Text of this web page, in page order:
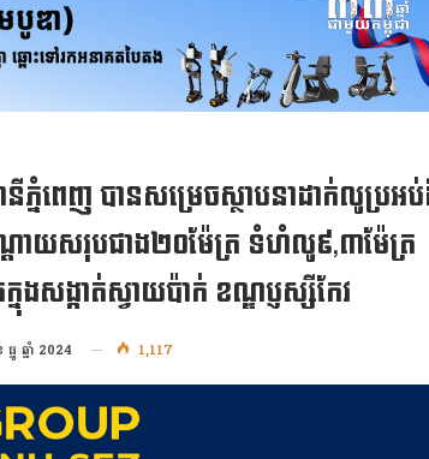
នីភ្នំពេញ បានសម្រេចស្ថាបនាដាក់លូប្រអ
តោយសរុបជាង២០ម៉ែត្រ ទំហំលូ៩,៣ម៉ែត្រ
សង្កាត់ស្វាយប៉ាក់ ខណ្ឌប្ញស្សីកែវ
ធ្នូ ឆ្នាំ 2024 1,117